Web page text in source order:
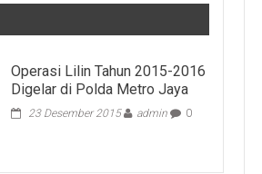
Operasi Lilin Tahun 2015-2016
Digelar di Polda Metro Jaya
23 Desember 2015 admin 0